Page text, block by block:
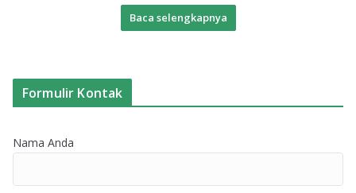
Baca selengkapnya
Formulir Kontak
Nama Anda